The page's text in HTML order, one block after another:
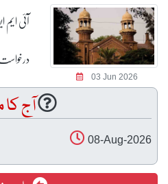
03 Jun 2026
آئی
آج
08-Aug-2026